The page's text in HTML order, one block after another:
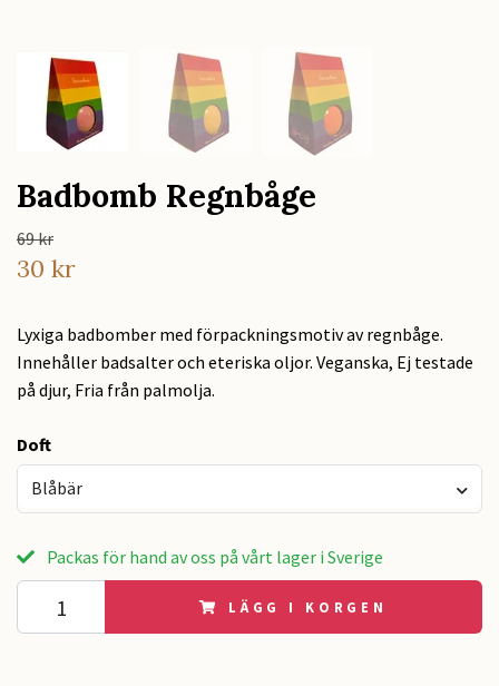
Badbomb Regnbåge
69 kr
30 kr
Lyxiga badbomber med förpackningsmotiv av regnbåge.
Innehåller badsalter och eteriska oljor. Veganska, Ej testade
på djur, Fria från palmolja.
Doft
Blåbär
Packas för hand av oss på vårt lager i Sverige
LÄGG I KORGEN